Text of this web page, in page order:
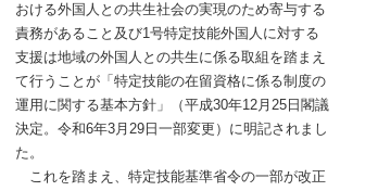
おける外国人との共生社会の実現のため寄与する
責務があること及び1号特定技能外国人に対する
支援は地域の外国人との共生に係る取組を踏まえ
て行うことが「特定技能の在留資格に係る制度の
運用に関する基本方針」（平成30年12月25日閣議
決定。令和6年3月29日一部変更）に明記されまし
た。
これを踏まえ、特定技能基準省令の一部が改正